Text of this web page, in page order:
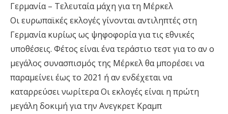
Γερμανία – Τελευταία μάχη για τη Μέρκελ
Οι ευρωπαϊκές εκλογές γίνονται αντιληπτές στη
Γερμανία κυρίως ως ψηφοφορία για τις εθνικές
υποθέσεις. Φέτος είναι ένα τεράστιο τεστ για το αν ο
μεγάλος συνασπισμός της Μέρκελ θα μπορέσει να
παραμείνει έως το 2021 ή αν ενδέχεται να
καταρρεύσει νωρίτερα Οι εκλογές είναι η πρώτη
μεγάλη δοκιμή για την Ανεγκρετ Κραμπ